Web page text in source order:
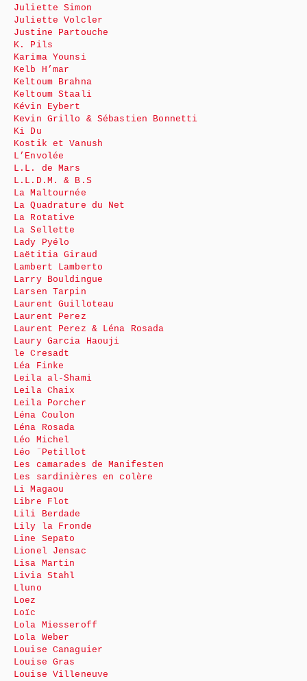
Juliette Simon
Juliette Volcler
Justine Partouche
K. Pils
Karima Younsi
Kelb H’mar
Keltoum Brahna
Keltoum Staali
Kévin Eybert
Kevin Grillo & Sébastien Bonnetti
Ki Du
Kostik et Vanush
L’Envolée
L.L. de Mars
L.L.D.M. & B.S
La Maltournée
La Quadrature du Net
La Rotative
La Sellette
Lady Pyélo
Laëtitia Giraud
Lambert Lamberto
Larry Bouldingue
Larsen Tarpin
Laurent Guilloteau
Laurent Perez
Laurent Perez & Léna Rosada
Laury Garcia Haouji
le Cresadt
Léa Finke
Leila al-Shami
Leila Chaix
Leila Porcher
Léna Coulon
Léna Rosada
Léo Michel
Léo ¨Petillot
Les camarades de Manifesten
Les sardinières en colère
Li Magaou
Libre Flot
Lili Berdade
Lily la Fronde
Line Sepato
Lionel Jensac
Lisa Martin
Livia Stahl
Lluno
Loez
Loïc
Lola Miesseroff
Lola Weber
Louise Canaguier
Louise Gras
Louise Villeneuve